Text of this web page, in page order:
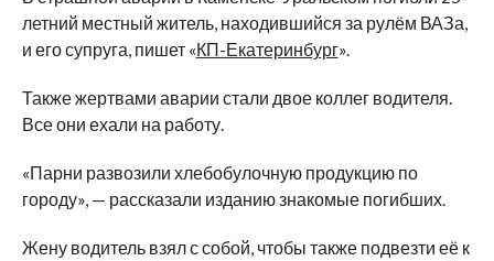
летний местный житель, находившийся за рулём ВАЗа,
и его супруга, пишет «КП-Екатеринбург».
Также жертвами аварии стали двое коллег водителя.
Все они ехали на работу.
«Парни развозили хлебобулочную продукцию по
городу», — рассказали изданию знакомые погибших.
Жену водитель взял с собой, чтобы также подвезти её к